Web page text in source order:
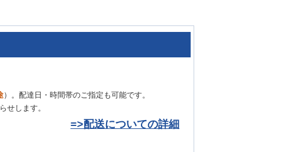
）。配達日・時間帯のご指定も可能です。
せします。
=>配送についての詳細